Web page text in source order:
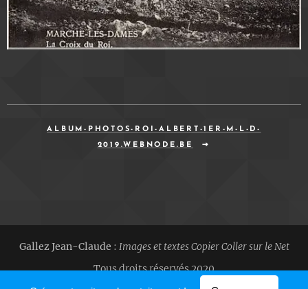
ALBUM-PHOTOS-ROI-ALBERT-1ER-M-L-D-
2019.WEBNODE.BE
Gallez Jean-Claude : Images et textes Copier Coller sur le Net
Tous droits réservés 2020